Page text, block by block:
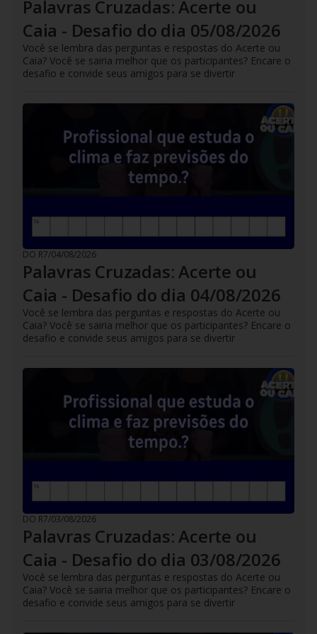
Palavras Cruzadas: Acerte ou
Caia - Desafio do dia 05/08/2026
Você se lembra das perguntas e respostas do Acerte ou
Caia? Você se sairia melhor que os participantes? Encare o
desafio e convide seus amigos para se divertir
DO R7/04/08/2026
Palavras Cruzadas: Acerte ou
Caia - Desafio do dia 04/08/2026
Você se lembra das perguntas e respostas do Acerte ou
Caia? Você se sairia melhor que os participantes? Encare o
desafio e convide seus amigos para se divertir
DO R7/03/08/2026
Palavras Cruzadas: Acerte ou
Caia - Desafio do dia 03/08/2026
Você se lembra das perguntas e respostas do Acerte ou
Caia? Você se sairia melhor que os participantes? Encare o
desafio e convide seus amigos para se divertir